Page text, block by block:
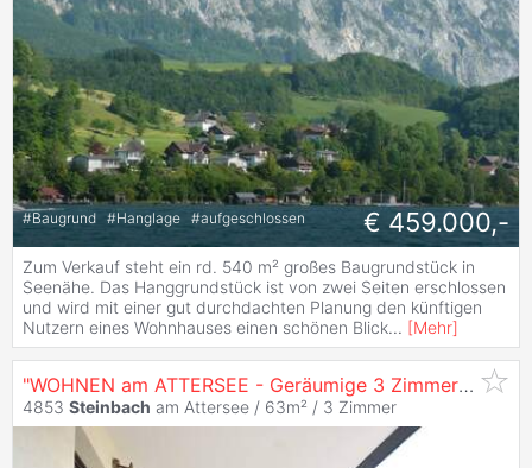
#Baugrund #Hanglage #aufgeschlossen € 459.000,-
Zum Verkauf steht ein rd. 540 m² großes Baugrundstück in
Seenähe. Das Hanggrundstück ist von zwei Seiten erschlossen
und wird mit einer gut durchdachten Planung den künftigen
Nutzern eines Wohnhauses einen schönen Blick... [Mehr]
"WOHNEN am ATTERSEE - Geräumige 3 Zimmer Terrassenwohnung mit Seeblick"
4853 Steinbach am Attersee / 63m² / 3 Zimmer